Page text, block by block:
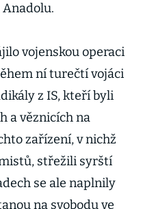
vojenskou operaci
ní turečtí vojáci
z IS, kteří byli
a věznicích na
zařízení, v nichž
střežili syrští
se ale naplnily
na svobodu ve